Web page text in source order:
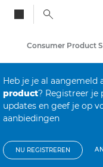
Consumer Product
Heb je je al aangemeld
product? Registreer
updates en geef je op
aanbiedingen
NU REGISTREREN